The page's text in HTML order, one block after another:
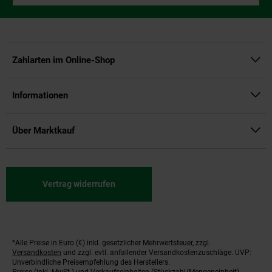
Zahlarten im Online-Shop
Informationen
Über Marktkauf
Vertrag widerrufen
Fußnoten
*Alle Preise in Euro (€) inkl. gesetzlicher Mehrwertsteuer, zzgl.
Versandkosten und zzgl. evtl. anfallender Versandkostenzuschläge. UVP:
Unverbindliche Preisempfehlung des Herstellers.